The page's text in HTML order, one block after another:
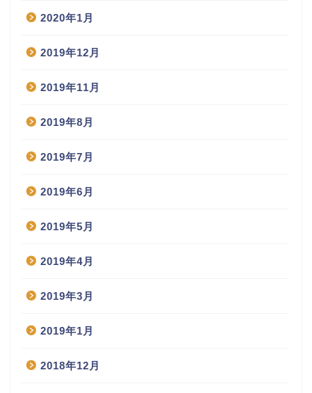
2020年1月
2019年12月
2019年11月
2019年8月
2019年7月
2019年6月
2019年5月
2019年4月
2019年3月
2019年1月
2018年12月